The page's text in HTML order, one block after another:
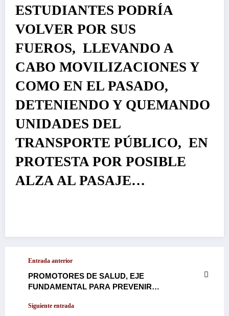
ESTUDIANTES PODRÍA
VOLVER POR SUS
FUEROS, LLEVANDO A
CABO MOVILIZACIONES Y
COMO EN EL PASADO,
DETENIENDO Y QUEMANDO
UNIDADES DEL
TRANSPORTE PÚBLICO, EN
PROTESTA POR POSIBLE
ALZA AL PASAJE…
Entrada anterior
PROMOTORES DE SALUD, EJE
FUNDAMENTAL PARA PREVENIR
Siguiente entrada